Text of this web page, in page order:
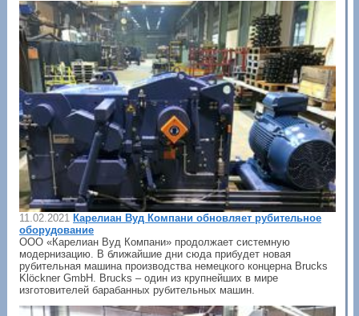
11.02.2021 Карелиан Вуд Компани обновляет рубительное
оборудование
ООО «Карелиан Вуд Компани» продолжает системную
модернизацию. В ближайшие дни сюда прибудет новая
рубительная машина производства немецкого концерна Brucks
Klöckner GmbH. Brucks – один из крупнейших в мире
изготовителей барабанных рубительных машин.